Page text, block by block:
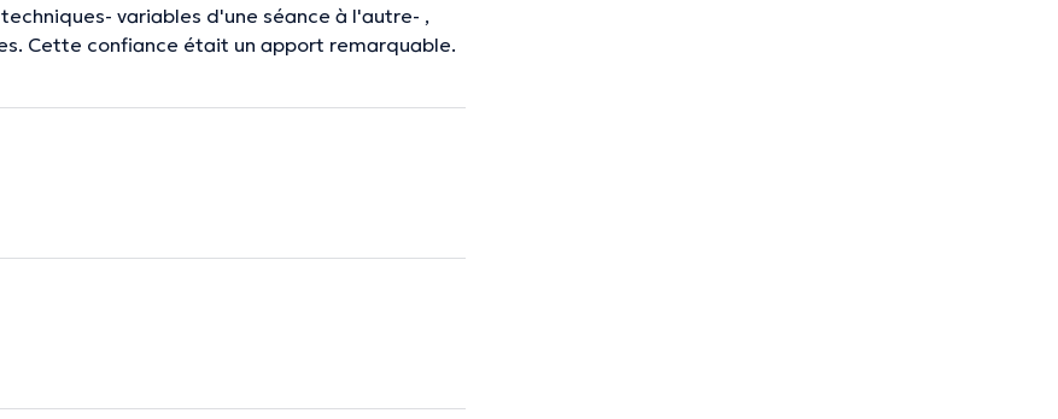
variables d'une séance à l'autre- ,
Cette confiance était un apport remarquable.